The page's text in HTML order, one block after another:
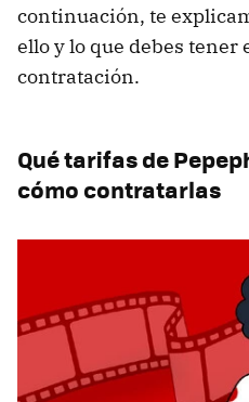
continuación, te
ello y lo que debes tener
contratación.
Qué tarifas de
cómo contratarlas